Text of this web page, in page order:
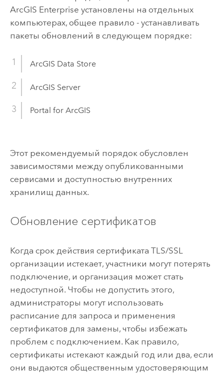
ArcGIS Enterprise установлены на отдельных
компьютерах, общее правило - устанавливать
пакеты обновлений в следующем порядке:
ArcGIS Data Store
ArcGIS Server
Portal for ArcGIS
Этот рекомендуемый порядок обусловлен
зависимостями между опубликованными
сервисами и доступностью внутренних
хранилищ данных.
Обновление сертификатов
Когда срок действия сертификата TLS/SSL
организации истекает, участники могут потерять
подключение, и организация может стать
недоступной. Чтобы не допустить этого,
администраторы могут использовать
расписание для запроса и применения
сертификатов для замены, чтобы избежать
проблем с подключением. Как правило,
сертификаты истекают каждый год или два, если
они выдаются общественным удостоверяющим